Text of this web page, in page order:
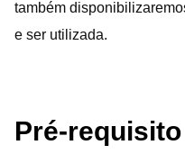
também
e ser utilizada.
Pré-requisito